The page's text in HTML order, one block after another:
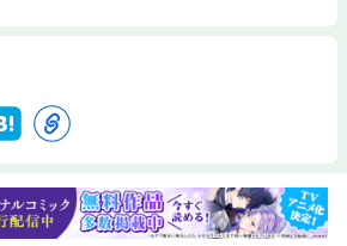
定数、各市区の特色・概況など【面積・気象】
気温、年間降水量、日照時間など【人口・世
生・死亡数、転入・転出数、世帯数、外国人人
計人口など【財政・行政】歳出額、地方税収
工戸数など【所得・住宅】個人所得、持家世帯
面積、空き家率、住宅地地価など【医療・福
般診療所数、介護保険施設定員数、介護保険